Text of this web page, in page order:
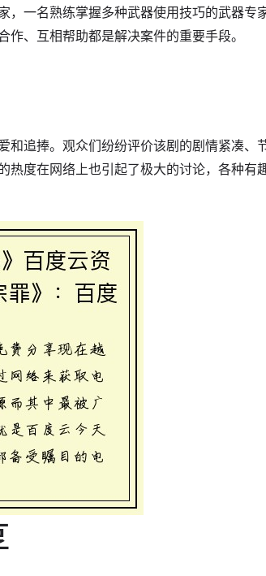
，一名熟练掌握多种武器使用技巧的武器专
、互相帮助都是解决案件的重要手段。
和追捧。观众们纷纷评价该剧的剧情紧凑、
热度在网络上也引起了极大的讨论，各种有